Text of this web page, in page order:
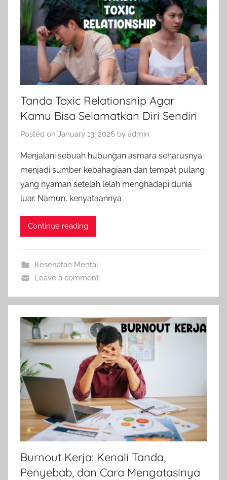
Tanda Toxic Relationship Agar
Kamu Bisa Selamatkan Diri Sendiri
Posted on January 13, 2026 by admin
Menjalani sebuah hubungan asmara seharusnya
menjadi sumber kebahagiaan dan tempat pulang
yang nyaman setelah lelah menghadapi dunia
luar. Namun, kenyataannya
Continue reading
Kesehatan Mental
Leave a comment
Burnout Kerja: Kenali Tanda,
Penyebab, dan Cara Mengatasinya